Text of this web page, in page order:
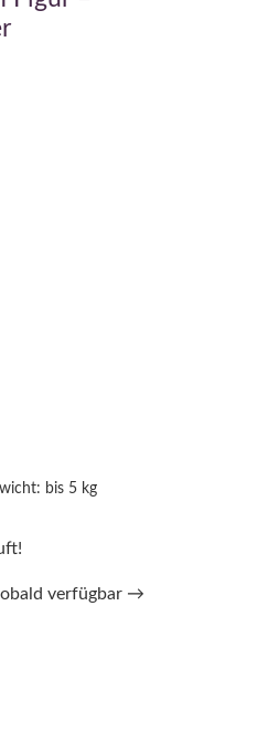
bis 5 kg
verfügbar →